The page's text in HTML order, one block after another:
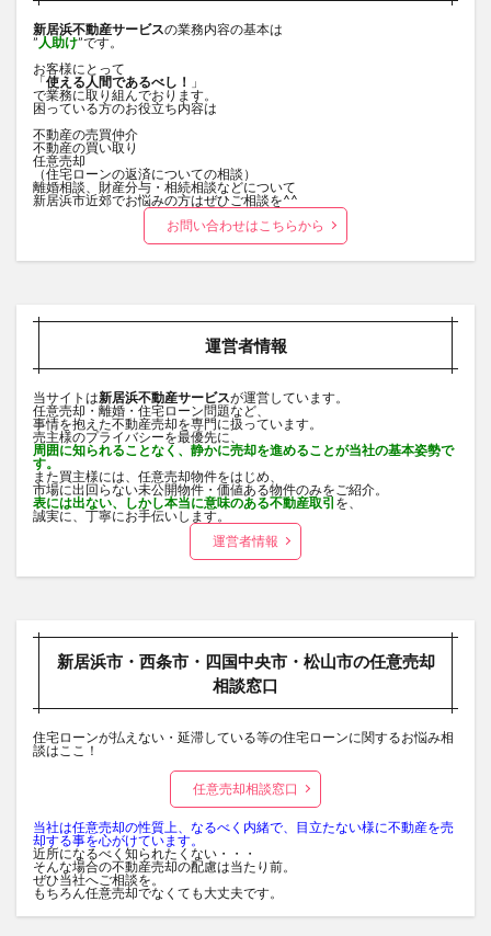
新居浜不動産サービスの業務内容の基本は
”人助け”です。
お客様にとって
「使える人間であるべし！ 」
で業務に取り組んでおります。
困っている方のお役立ち内容は
不動産の売買仲介
不動産の買い取り
任意売却
（住宅ローンの返済についての相談）
離婚相談、財産分与・相続相談などについて
新居浜市近郊でお悩みの方はぜひご相談を^^
お問い合わせはこちらから
運営者情報
当サイトは新居浜不動産サービスが運営しています。
任意売却・離婚・住宅ローン問題など、
事情を抱えた不動産売却を専門に扱っています。
売主様のプライバシーを最優先に、
周囲に知られることなく、静かに売却を進めることが当社の基本姿勢で
す。
また買主様には、任意売却物件をはじめ、
市場に出回らない未公開物件・価値ある物件のみをご紹介。
表には出ない、しかし本当に意味のある不動産取引 を、
誠実に、丁寧にお手伝いします。
運営者情報
新居浜市・西条市・四国中央市・松山市の任意売却
相談窓口
住宅ローンが払えない・延滞している等の住宅ローンに関するお悩み相
談はここ！
任意売却相談窓口
当社は任意売却の性質上、なるべく内緒で、目立たない様に不動産を売
却する事を心がけています。
近所になるべく知られたくない・・・
そんな場合の不動産売却の配慮は当たり前。
ぜひ当社へご相談を。
もちろん任意売却でなくても大丈夫です。